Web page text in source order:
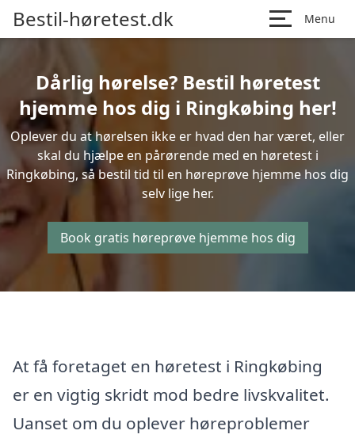
Bestil-høretest.dk Menu
Dårlig hørelse? Bestil høretest
hjemme hos dig i Ringkøbing her!
Oplever du at hørelsen ikke er hvad den har været, eller
skal du hjælpe en pårørende med en høretest i
Ringkøbing, så bestil tid til en høreprøve hjemme hos dig
selv lige her.
Book gratis høreprøve hjemme hos dig
At få foretaget en høretest i Ringkøbing
er en vigtig skridt mod bedre livskvalitet.
Uanset om du oplever høreproblemer